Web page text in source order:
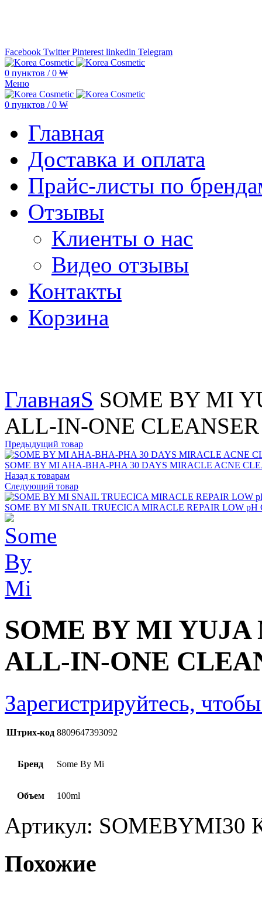
Facebook Twitter Pinterest linkedin Telegram
0 пунктов / 0 ₩
Меню
0 пунктов / 0 ₩
Главная
Доставка и оплата
Прайс-листы по
Отзывы
Клиенты о нас
Видео отзывы
Контакты
Корзина
ГлавнаяS SOME BY MI
ALL-IN-ONE
Предыдущий товар
SOME BY MI AHA-BHA-PHA 30 DAYS MIRACLE ACNE
Назад к товарам
Следующий товар
SOME BY MI SNAIL TRUECICA MIRACLE REPAIR LOW pH
SOME BY MI
ALL-IN-ONE
Зарегистрируйтесь,
Штрих-код 8809647393092
Бренд Some By Mi
Объем 100ml
Артикул: SOMEBYMI30
Похожие